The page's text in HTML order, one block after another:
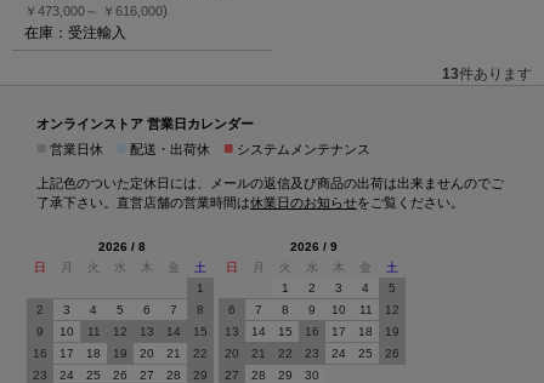
￥473,000～ ￥616,000)
在庫：受注輸入
13件あります
オンラインストア 営業日カレンダー
営業日休 配送・出荷休 ■ システムメンテナンス
上記色のついた定休日には、メールの返信及び商品の出荷は出来ませんのでご
了承下さい。直営店舗の営業時間は休業日のお知らせをご覧ください。
2026 / 8
日
月 火 水 木 金
土
1
2
3 4 5 6 7
8
9
10 11 12 13 14
15
16
17 18 19 20 21
22
23
24 25 26 27 28
29
2026 / 9
日
月 火 水 木 金
土
1
2 3 4
5
6
7 8 9 10 11
12
13
14 15 16 17 18
19
20
21 22 23 24 25
26
27
28 29 30